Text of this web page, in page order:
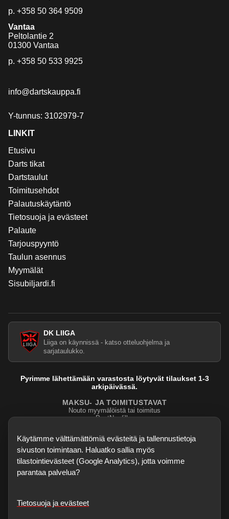
p. +358 50 364 9509
Vantaa
Peltolantie 2
01300 Vantaa
p. +358 50 533 9925
info@dartskauppa.fi
Y-tunnus: 3102979-7
LINKIT
Etusivu
Darts tikat
Dartstaulut
Toimitusehdot
Palautuskäytäntö
Tietosuoja ja evästeet
Palaute
Tarjouspyyntö
Taulun asennus
Myymälät
Sisubiljardi.fi
DK LIIGA
Liiga on käynnissä - katso otteluohjelma ja
sarjataulukko.
Pyrimme lähettämään varastosta löytyvät tilaukset 1-3
arkipäivässä.
MAKSU- JA TOIMITUSTAVAT
Nouto myymälöistä tai toimitus
PostNordilla.
Evasteasetukset
Käytämme välttämättömiä evästeitä ja tallennustietoja
sivuston toimintaan. Haluatko sallia myös
tilastointievästeet (Google Analytics), jotta voimme
parantaa palvelua?
Tietosuoja ja evästeet